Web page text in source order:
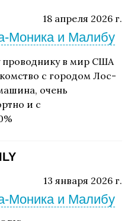
18 апреля 2026 г.
Моника и Малибу
проводнику в мир США
с городом Лос-
очень
и с
13 января 2026 г.
Моника и Малибу